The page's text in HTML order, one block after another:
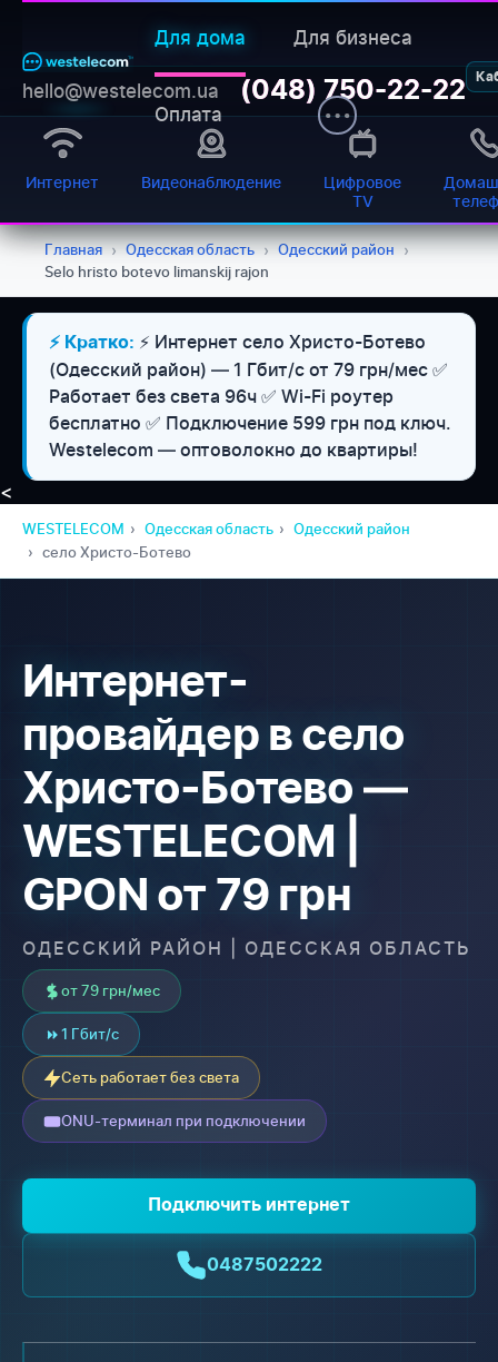
Для дома Для бизнеса
Оплата
hello@westelecom.ua (048) 750-22-22
Интернет Видеонаблюдение
Цифровое
TV
Главная › Одесская область › Одесский район ›
Selo hristo botevo limanskij rajon
⚡ Кратко: ⚡ Интернет село Христо-Ботево
(Одесский район) — 1 Гбит/с от 79 грн/мес ✅
Работает без света 96ч ✅ Wi-Fi роутер
бесплатно ✅ Подключение 599 грн под ключ.
Westelecom — оптоволокно до квартиры!
<
WESTELECOM Одесская область
Одесский район
село Христо-Ботево
Интернет-
провайдер в село
Христо-Ботево —
WESTELECOM |
GPON от 79 грн
ОДЕССКИЙ РАЙОН | ОДЕССКАЯ ОБЛАСТЬ
от 79 грн/мес
1 Гбит/с
Сеть работает без света
ONU-терминал при подключении
Подключить интернет
0487502222